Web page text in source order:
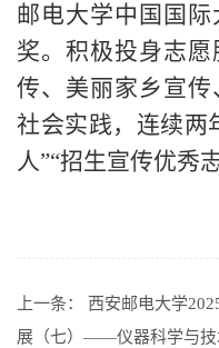
邮电大学中国国
奖。积极投身志
传、美丽家乡宣
社会实践，连续两
人”“招生宣传优秀
上一条： 西安邮电大学
展（七）——仪器科学与技